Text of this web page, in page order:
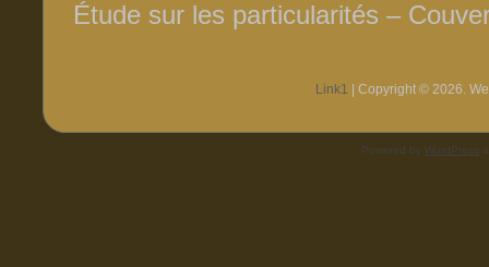
Étude sur les particularités –
Link1 | Copyright © 2026.
Powered by WordPress